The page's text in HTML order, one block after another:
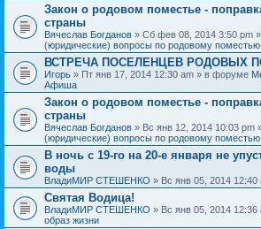
Закон о родовом поместье -
страны
Вячеслав Богданов » Сб фев 08, 2014 3:50 pm
(юридические) вопросы по родовому
ВСТРЕЧА ПОСЕЛЕНЦЕВ РОДОВЫХ
Игорь » Пт янв 17, 2014 12:30 am » в форуме
Афиша
Закон о родовом поместье -
страны
Вячеслав Богданов » Вс янв 12, 2014 10:03 pm
(юридические) вопросы по родовому
В ночь с 19-го на 20-е января не
воды
ВладиМИР СТЕШЕНКО » Вс янв 05, 2014
Святая Водица!
ВладиМИР СТЕШЕНКО » Вс янв 05, 2014
образ жизни